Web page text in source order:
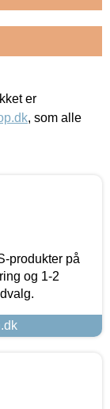
er
, som alle
produkter på
og 1-2